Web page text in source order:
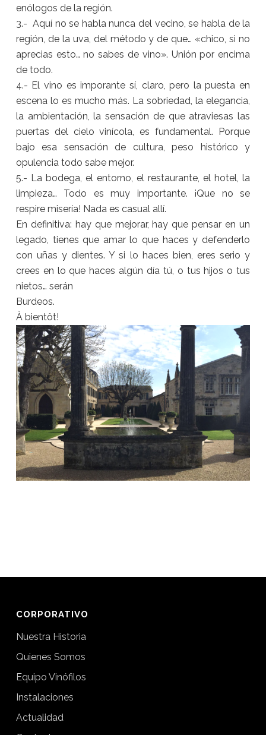
enólogos de la región.
3.- Aquí no se habla nunca del vecino, se habla de la
región, de la uva, del método y de que… «chico, si no
aprecias esto… no sabes de vino». Unión por encima
de todo.
4.- El vino es imporante sí, claro, pero la puesta en
escena lo es mucho más. La sobriedad, la elegancia,
la ambientación, la sensación de que atraviesas las
puertas del cielo vinícola, es fundamental. Porque
bajo esa sensación de cultura, peso histórico y
opulencia todo sabe mejor.
5.- La bodega, el entorno, el restaurante, el hotel, la
limpieza… Todo es muy importante. ¡Que no se
respire misería! Nada es casual allí.
En definitiva: hay que mejorar, hay que pensar en un
legado, tienes que amar lo que haces y defenderlo
con uñas y dientes. Y si lo haces bien, eres serio y
crees en lo que haces algún día tú, o tus hijos o tus
nietos… serán
Burdeos.
À bientôt!
CORPORATIVO
Nuestra Historia
Quienes Somos
Equipo Vinófilos
Instalaciones
Actualidad